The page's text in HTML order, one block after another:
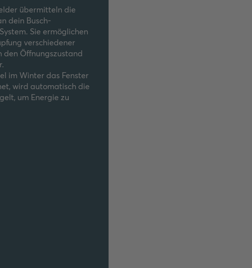
übermitteln die
dein Busch-
Sie ermöglichen
verschiedener
den Öffnungszustand
im Winter das Fenster
wird automatisch die
um Energie zu